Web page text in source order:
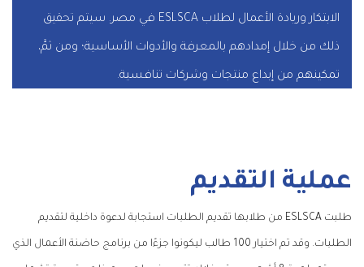
الابتكار وريادة الأعمال لطلاب ESLSCA في مصر. سيتم تحقيق
ذلك من خلال إمدادهم بالمعرفة والأدوات الأساسية؛ ومن ثمَّ،
تمكينهم من إبداع منتجات وشركات تنافسية.
عملية التقديم
طلبت ESLSCA من طلابها تقديم الطلبات استجابة لدعوة داخلية لتقديم
الطلبات. وقد تم اختيار 100 طالب ليكونوا جزءًا من برنامج حاضنة الأعمال الذي